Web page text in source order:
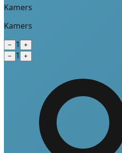
Kamers
Kamers
− 1
+
−
1 +